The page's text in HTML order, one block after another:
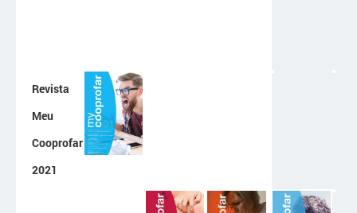
Revista
Meu
Cooprofar
2021